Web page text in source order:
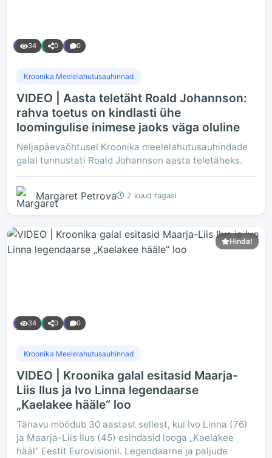
34 0 0
Kroonika Meelelahutusauhinnad
VIDEO | Aasta teletäht Roald Johannson:
rahva toetus on kindlasti ühe
loomingulise inimese jaoks väga oluline
Neljapäevaõhtusel Kroonika meelelahutusauhindade
galal tunnustati Roald Johannson aasta teletäheks.
Margaret Petrova 2 kuud tagasi
Hinda!
34 0 0
Kroonika Meelelahutusauhinnad
VIDEO | Kroonika galal esitasid Maarja-
Liis Ilus ja Ivo Linna legendaarse
„Kaelakee hääle“ loo
Tänavu möödub 30 aastast sellest, kui Ivo Linna (76)
ja Maarja-Liis Ilus (45) esindasid looga „Kaelakee
hääl“ Eestit Eurovisionil. Legendaarne ja paljude